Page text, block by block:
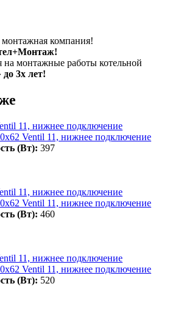
монтажная компания!
на монтажные работы котельной
до 3х лет!
Ventil 11, нижнее подключение
(Вт): 397
Ventil 11, нижнее подключение
(Вт): 460
Ventil 11, нижнее подключение
(Вт): 520